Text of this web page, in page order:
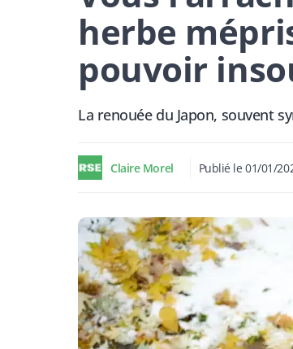
herbe
pouvoir
La renouée du Japon, souvent
Claire Morel Publié le01/01/